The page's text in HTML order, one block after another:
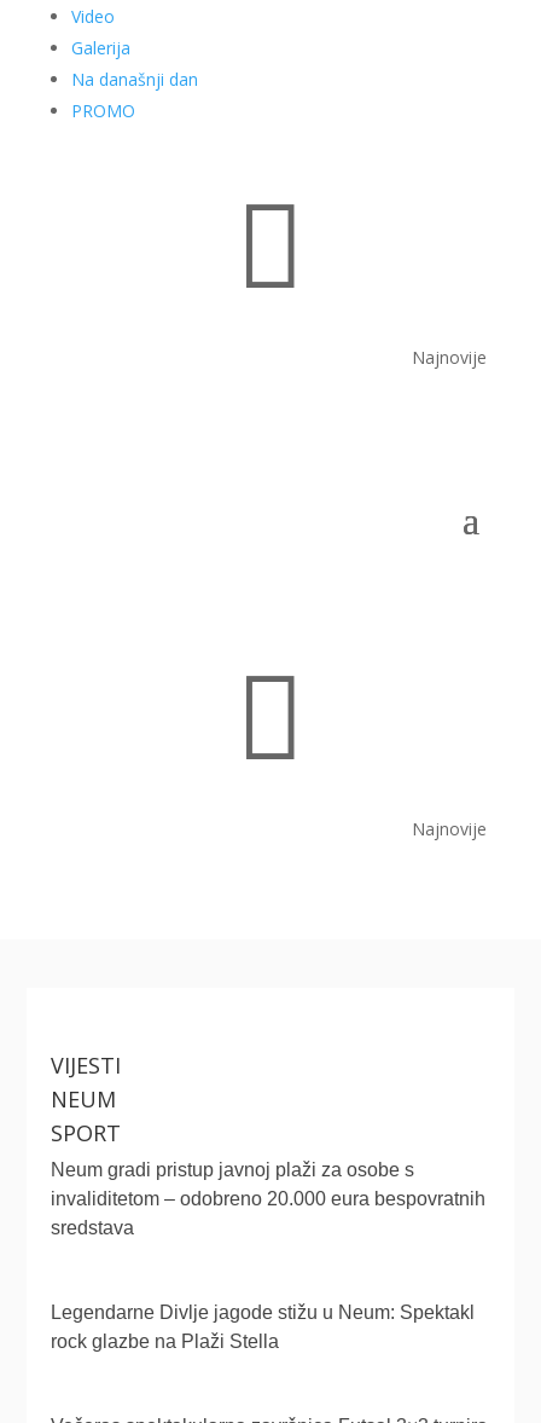
Video
Galerija
Na današnji dan
PROMO

Najnovije

Najnovije
VIJESTI
NEUM
SPORT
Neum gradi pristup javnoj plaži za osobe s
invaliditetom – odobreno 20.000 eura bespovratnih
sredstava
Legendarne Divlje jagode stižu u Neum: Spektakl
rock glazbe na Plaži Stella